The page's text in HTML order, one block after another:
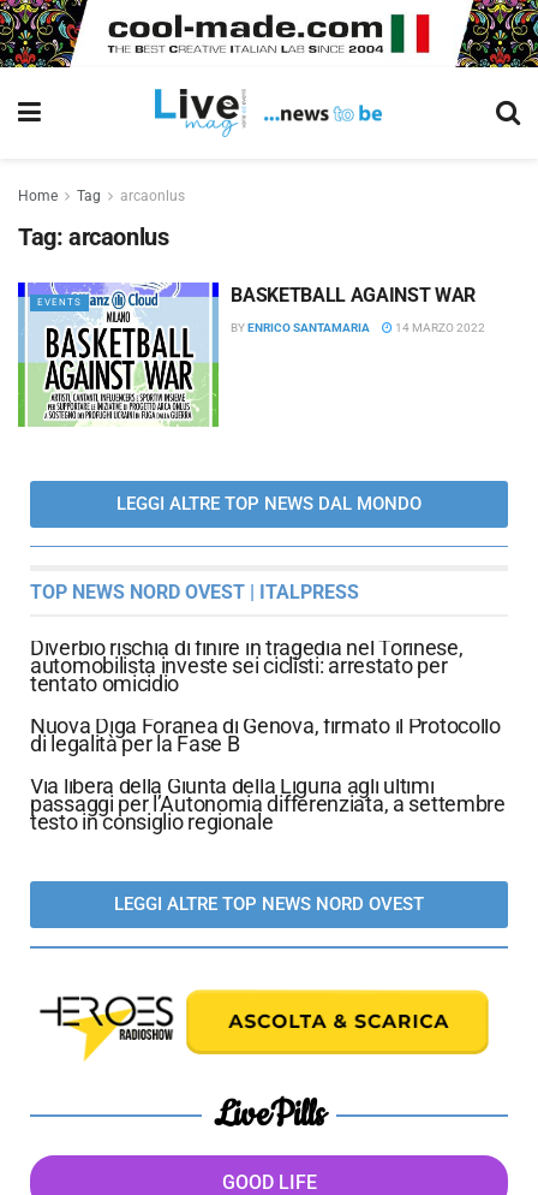
Home Tag arcaonlus
Tag: arcaonlus
EVENTS BASKETBALL AGAINST WAR
BYENRICO SANTAMARIA 14 MARZO 2022
LEGGI ALTRE TOP NEWS DAL MONDO
TOP NEWS NORD OVEST | ITALPRESS
Diverbio rischia di finire in tragedia nel Torinese,
automobilista investe sei ciclisti: arrestato per
tentato omicidio
Nuova Diga Foranea di Genova, firmato il Protocollo
di legalità per la Fase B
Via libera della Giunta della Liguria agli ultimi
passaggi per l’Autonomia differenziata, a settembre
testo in consiglio regionale
LEGGI ALTRE TOP NEWS NORD OVEST
LivePills
GOOD LIFE